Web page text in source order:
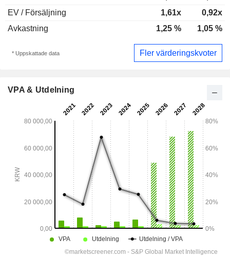
EV / Försäljning
1,61x
0,92x
Avkastning
1,25 % 1,05 %
* Uppskattade data Fler värderingskvoter
VPA & Utdelning